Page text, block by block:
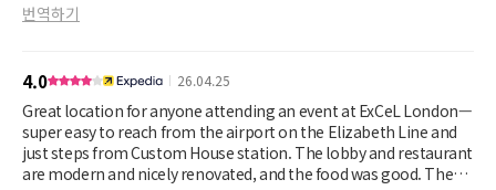
번역하기
4.0 26.04.25
Great location for anyone attending an event at ExCeL London—
super easy to reach from the airport on the Elizabeth Line and
just steps from Custom House station. The lobby and restaurant
are modern and nicely renovated, and the food was good. The